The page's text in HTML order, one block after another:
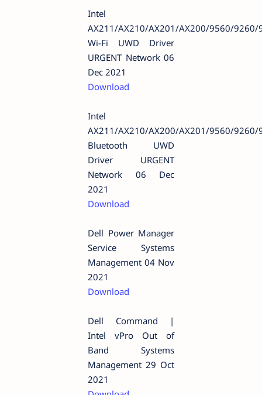
Intel
AX211/AX210/AX201/AX200/9560/
Wi-Fi UWD Driver
URGENT Network 06
Dec 2021
Download
Intel
AX211/AX210/AX200/AX201/9560/
Bluetooth UWD
Driver URGENT
Network 06 Dec
2021
Download
Dell Power Manager
Service Systems
Management 04 Nov
2021
Download
Dell Command |
Intel vPro Out of
Band Systems
Management 29 Oct
2021